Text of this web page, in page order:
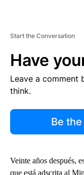
Start the Conversation
Have
Leave a comment
think.
Be
Veinte años después,
que está adscrita al